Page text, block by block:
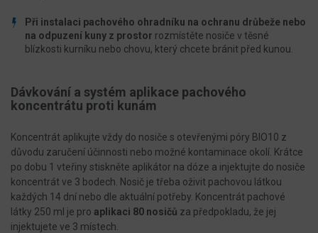
Při instalaci pachového ohradníku na ochranu drůbeže nebo
na odpuzení kuny z prostor rozmístěte nosiče v těsné
blízkosti kurní­ku nebo chovu, který chcete bránit před kunou.
Dávkování a systém aplikace pachového
koncentrátu proti kunám
Koncentrát aplikujte vždy do nosiče s otevřenými póry BIO10 z
důvodu zaručení účinnosti nebo možné kontaminace okolí. Krátce
po dobu 1 vteřiny stiskněte aplikátor na dóze a injektujte do nosiče
kon­centrát ve 3 bodech. Nosič je třeba oživit pachovou látkou
každých 14 dní nebo dle aktuální potřeby. Koncentrát pachové
látky 250 ml je pro aplikaci 80 nosičů za předpokladu, že jej
injektujete ve 3 místech.